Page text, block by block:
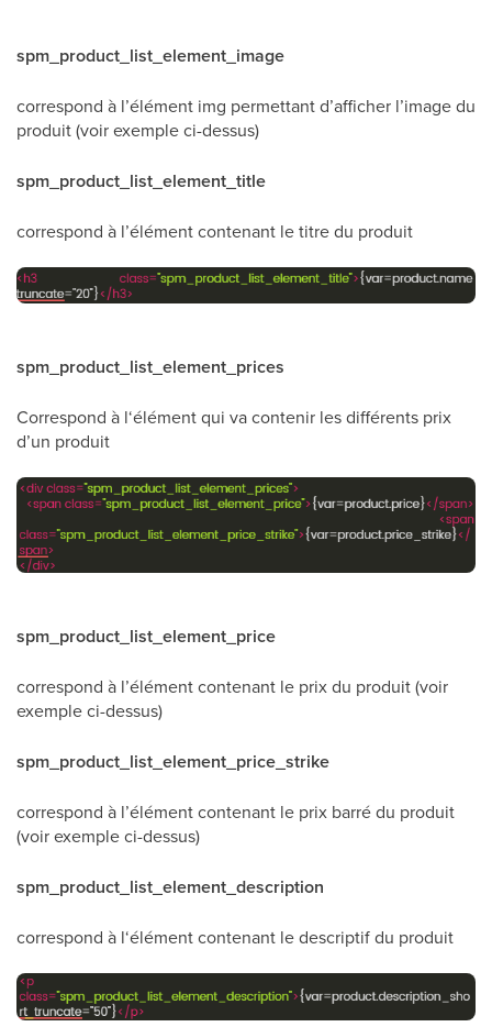
spm_product_list_element_image
correspond à l’élément img permettant d’afficher l’image du
produit (voir exemple ci-dessus)
spm_product_list_element_title
correspond à l’élément contenant le titre du produit
spm_product_list_element_prices
Correspond à l‘élément qui va contenir les différents prix
d’un produit
spm_product_list_element_price
correspond à l’élément contenant le prix du produit (voir
exemple ci-dessus)
spm_product_list_element_price_strike
correspond à l’élément contenant le prix barré du produit
(voir exemple ci-dessus)
spm_product_list_element_description
correspond à l‘élément contenant le descriptif du produit